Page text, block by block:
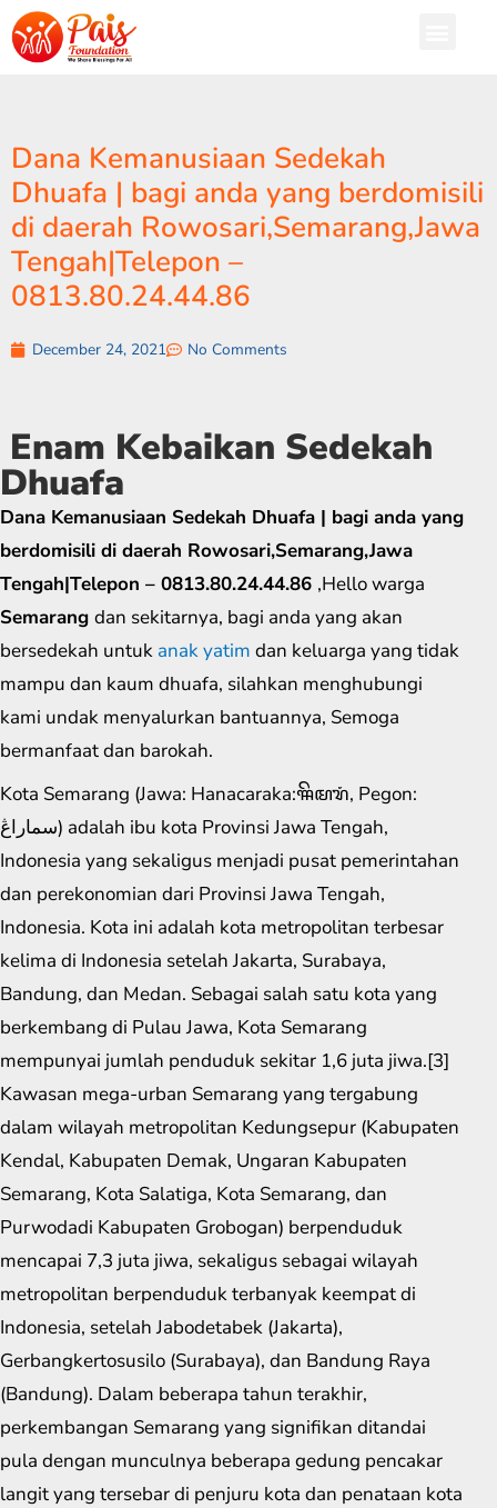
Dana Kemanusiaan Sedekah
Dhuafa | bagi anda yang berdomisili
di daerah Rowosari,Semarang,Jawa
Tengah|Telepon –
0813.80.24.44.86
December 24, 2021 No Comments
Enam Kebaikan Sedekah
Dhuafa
Dana Kemanusiaan Sedekah Dhuafa | bagi anda yang
berdomisili di daerah Rowosari,Semarang,Jawa
Tengah|Telepon – 0813.80.24.44.86 ,Hello warga
Semarang dan sekitarnya, bagi anda yang akan
bersedekah untuk anak yatim dan keluarga yang tidak
mampu dan kaum dhuafa, silahkan menghubungi
kami undak menyalurkan bantuannya, Semoga
bermanfaat dan barokah.
Kota Semarang (Jawa: Hanacaraka:ꦯꦼꦩꦫꦁ​, Pegon:
سماراڠ) adalah ibu kota Provinsi Jawa Tengah,
Indonesia yang sekaligus menjadi pusat pemerintahan
dan perekonomian dari Provinsi Jawa Tengah,
Indonesia. Kota ini adalah kota metropolitan terbesar
kelima di Indonesia setelah Jakarta, Surabaya,
Bandung, dan Medan. Sebagai salah satu kota yang
berkembang di Pulau Jawa, Kota Semarang
mempunyai jumlah penduduk sekitar 1,6 juta jiwa.[3]
Kawasan mega-urban Semarang yang tergabung
dalam wilayah metropolitan Kedungsepur (Kabupaten
Kendal, Kabupaten Demak, Ungaran Kabupaten
Semarang, Kota Salatiga, Kota Semarang, dan
Purwodadi Kabupaten Grobogan) berpenduduk
mencapai 7,3 juta jiwa, sekaligus sebagai wilayah
metropolitan berpenduduk terbanyak keempat di
Indonesia, setelah Jabodetabek (Jakarta),
Gerbangkertosusilo (Surabaya), dan Bandung Raya
(Bandung). Dalam beberapa tahun terakhir,
perkembangan Semarang yang signifikan ditandai
pula dengan munculnya beberapa gedung pencakar
langit yang tersebar di penjuru kota dan penataan kota